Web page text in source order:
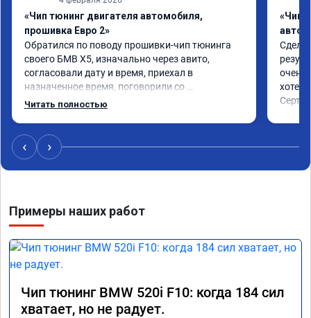
«Чип тюнинг двигателя автомобиля,
прошивка Евро 2»
Обратился по поводу прошивки-чип тюнинга
своего БМВ Х5, изначально через авито,
согласовали дату и время, приехал в
назначенное время, поговорили со
специалистом, друг-друга поняли, озвучили
забрал. Раскрыть потенциал прошивки по
городу в полном объёме возможности нет, но
то, что есть изменения -в лучшую сторону,
Читать полностью
«Чип
очень
хотел.
‹ ›
Примеры наших работ
Чип тюнинг BMW 520i F10: когда 184 сил
хватает, но не радует.